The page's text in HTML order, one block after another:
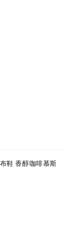
鞋 香醇咖啡慕斯